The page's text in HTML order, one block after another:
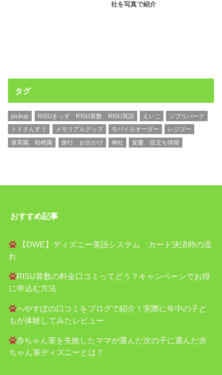
社を写真で紹介
タグ
pickup RISUきっず RISU算数 RISU英語 えいご
ジブリパーク
トドさんすう
メモリアルグッズ モバイルオーダー
レジゴー
保育園 幼稚園
旅行 お出かけ 神社 覚書 役立ち情報
おすすめ記事
【DWE】ディズニー英語システム カード決済時の流
れ
RISU算数の料金口コミってどう？キャンペーンでお得
に申込む方法
へやすぽの口コミをブログで紹介！実際に年中の子ど
もが体験してみたレビュー
赤ちゃん筆を失敗したママが選んだ次の子に選んだ赤
ちゃん筆ディズニーとは？